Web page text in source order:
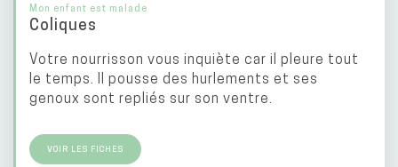
Mon enfant est malade
Coliques
Votre nourrisson vous inquiète car il pleure tout
le temps. Il pousse des hurlements et ses
genoux sont repliés sur son ventre.
VOIR LES FICHES